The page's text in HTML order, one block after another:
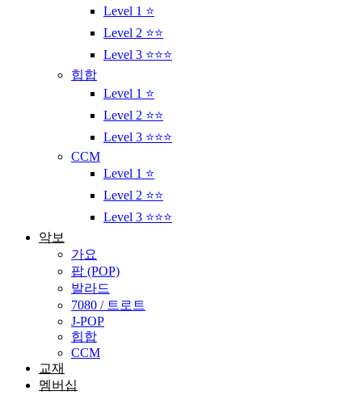
Level 1 ⭐
Level 2 ⭐⭐
Level 3 ⭐⭐⭐
힙합
Level 1 ⭐
Level 2 ⭐⭐
Level 3 ⭐⭐⭐
CCM
Level 1 ⭐
Level 2 ⭐⭐
Level 3 ⭐⭐⭐
악보
가요
팝 (POP)
발라드
7080 / 트로트
J-POP
힙합
CCM
교재
멤버십